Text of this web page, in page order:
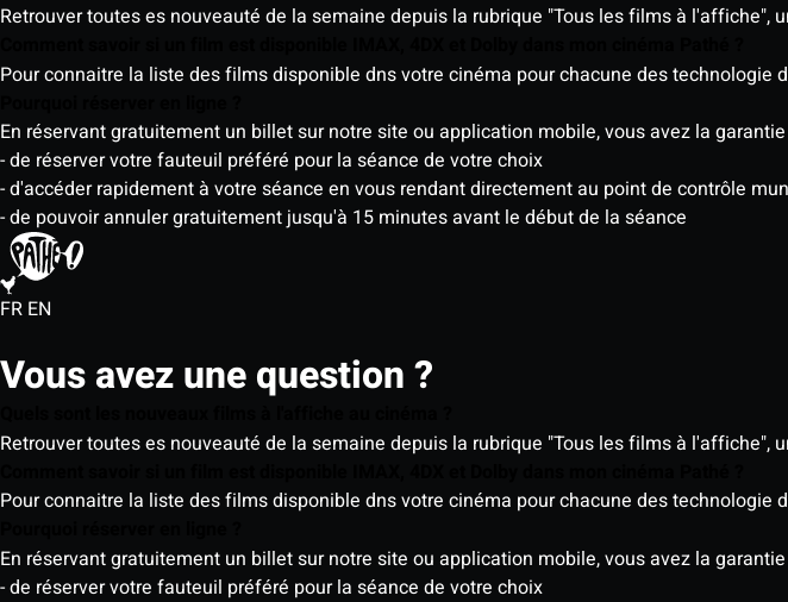
Retrouver toutes es nouveauté de la semaine depuis la rubrique "Tous les films à
Pour connaitre la liste des films disponible dns votre cinéma pour chacune des technologie
En réservant gratuitement un billet sur notre site ou application mobile, vous avez la
- de réserver votre fauteuil préféré pour la séance de votre choix
- d'accéder rapidement à votre séance en vous rendant directement au point de contrôle
- de pouvoir annuler gratuitement jusqu'à 15 minutes avant le début de la séance
FR EN
Vous avez une question ?
Retrouver toutes es nouveauté de la semaine depuis la rubrique "Tous les films à
Pour connaitre la liste des films disponible dns votre cinéma pour chacune des technologie
En réservant gratuitement un billet sur notre site ou application mobile, vous avez la
- de réserver votre fauteuil préféré pour la séance de votre choix